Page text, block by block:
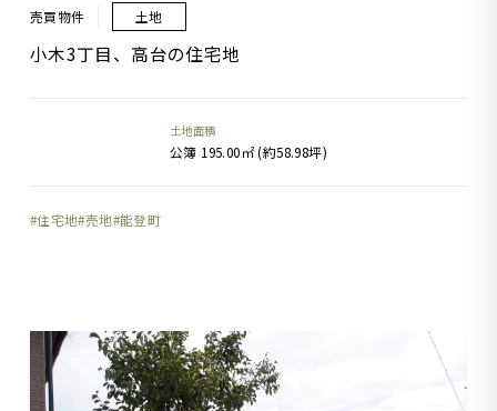
売買物件 土地
小木3丁目、高台の住宅地
土地面積
公簿 195.00㎡ (約58.98坪)
住宅地 売地 能登町